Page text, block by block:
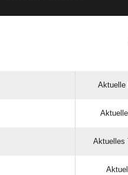
Aktuelle
Aktuelles